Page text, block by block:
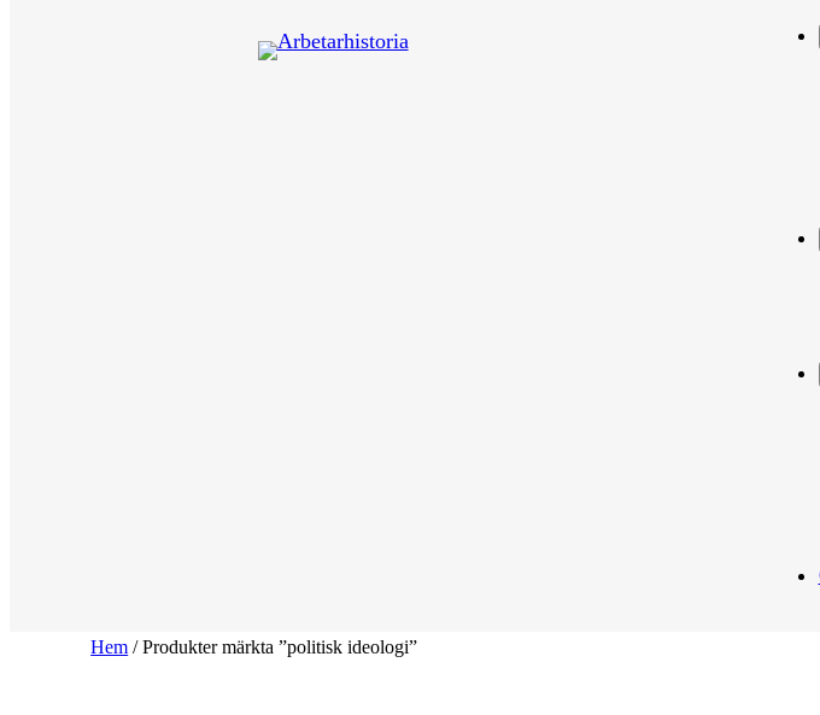
Hem / Produkter märkta ”politisk ideologi”